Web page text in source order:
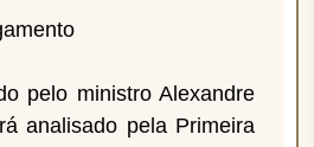
pelo ministro Alexandre
analisado pela Primeira